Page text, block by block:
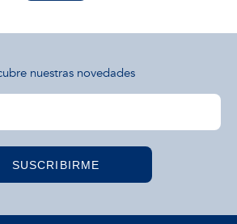
nuestras novedades
SUSCRIBIRME